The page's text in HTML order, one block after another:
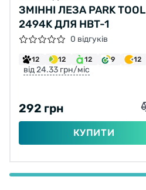
ЗМІННІ ЛЕЗА PARK TOOL
2494K ДЛЯ HBT-1
0 відгуків
12 12 12 9 12
від 24.33 грн/міс
292 грн
КУПИТИ